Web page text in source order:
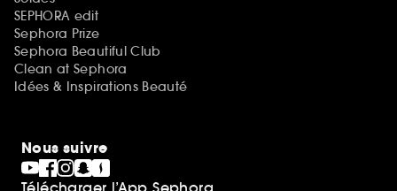
SEPHORA edit
Sephora Prize
Sephora Beautiful Club
Clean at Sephora
Idées & Inspirations Beauté
Nous suivre
Télécharger l’App Sephora